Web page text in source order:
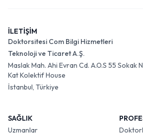
İLETİŞİM
Doktorsitesi Com Bilgi Hizmetleri
Teknoloji ve Ticaret A.Ş.
Maslak Mah. Ahi Evran Cd. A.O.S 55 Sokak
Kat Kolektif House
İstanbul, Türkiye
SAĞLIK
Uzmanlar